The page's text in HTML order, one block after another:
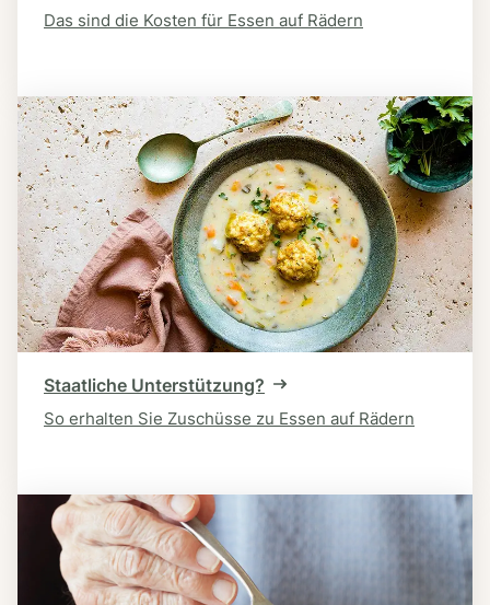
Das sind die Kosten für Essen auf Rädern
Staatliche Unterstützung?
So erhalten Sie Zuschüsse zu Essen auf Rädern